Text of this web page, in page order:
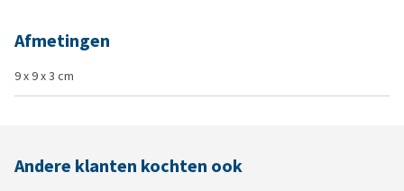
Afmetingen
9 x 9 x 3 cm
Andere klanten kochten ook